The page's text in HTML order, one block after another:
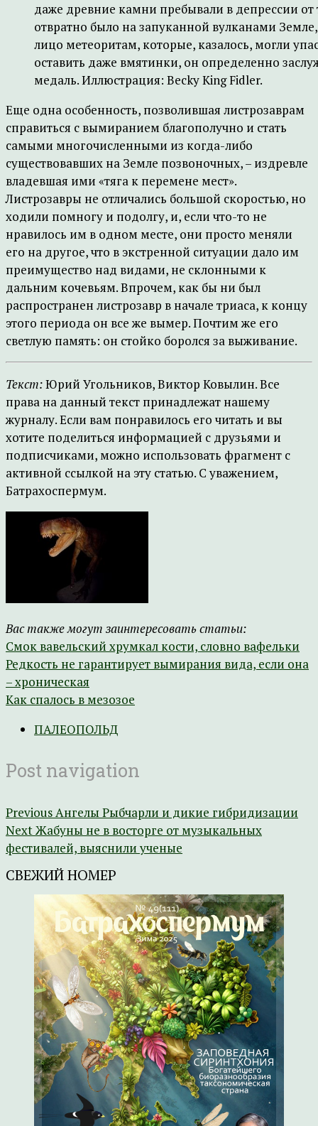
даже древние камни пребывали в депрессии от
отвратно было на запуканной вулканами
лицо метеоритам, которые, казалось, могли
оставить даже вмятинки, он определенно
медаль. Иллюстрация: Becky King Fidler.
Еще одна особенность, позволившая листрозаврам
справиться с вымиранием благополучно и стать
самыми многочисленными из когда-либо
существовавших на Земле позвоночных, – издревле
владевшая ими «тяга к перемене мест».
Листрозавры не отличались большой скоростью, но
ходили помногу и подолгу, и, если что-то не
нравилось им в одном месте, они просто меняли
его на другое, что в экстренной ситуации дало им
преимущество над видами, не склонными к
дальним кочевьям. Впрочем, как бы ни был
распространен листрозавр в начале триаса, к концу
этого периода он все же вымер. Почтим же его
светлую память: он стойко боролся за выживание.
Текст:Юрий Угольников, Виктор Ковылин. Все
права на данный текст принадлежат нашему
журналу. Если вам понравилось его читать и вы
хотите поделиться информацией с друзьями и
подписчиками, можно использовать фрагмент с
активной ссылкой на эту статью. С уважением,
Батрахоспермум.
Вас также могут заинтересовать статьи:
Смок вавельский хрумкал кости, словно вафельки
Редкость не гарантирует вымирания вида, если она
– хроническая
Как спалось в мезозое
ПАЛЕОПОЛЬД
Post navigation
Previous Ангелы Рыбчарли и дикие гибридизации
NextЖабуны не в восторге от музыкальных
фестивалей, выяснили ученые
СВЕЖИЙ НОМЕР